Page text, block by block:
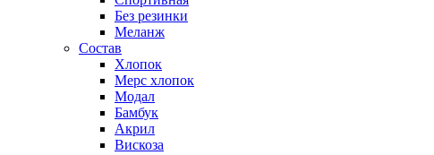
Без резинки
Меланж
Состав
Хлопок
Мерс хлопок
Модал
Бамбук
Акрил
Вискоза